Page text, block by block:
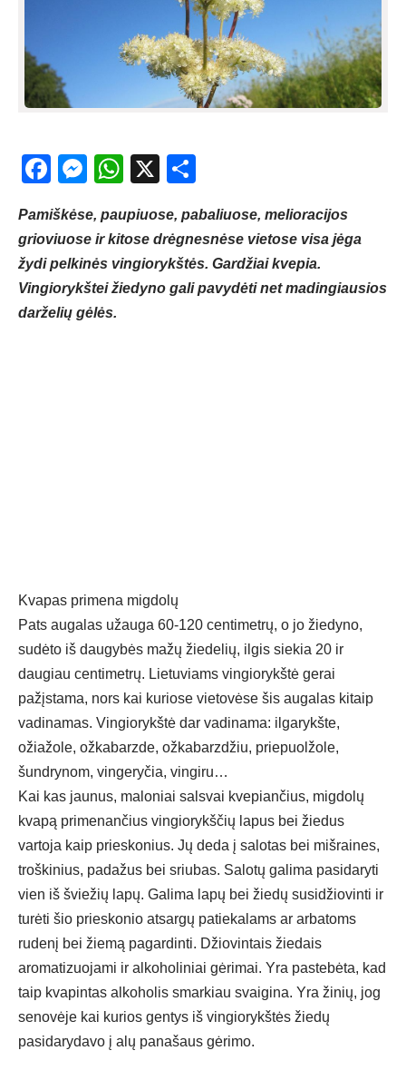
Facebook
Messenger
WhatsApp
X
Pamiškėse, paupiuose, pabaliuose, melioracijos
grioviuose ir kitose drėgnesnėse vietose visa jėga
žydi pelkinės vingiorykštės. Gardžiai kvepia.
Vingiorykštei žiedyno gali pavydėti net madingiausios
darželių gėlės.
Kvapas primena migdolų
Pats augalas užauga 60-120 centimetrų, o jo žiedyno,
sudėto iš daugybės mažų žiedelių, ilgis siekia 20 ir
daugiau centimetrų. Lietuviams vingiorykštė gerai
pažįstama, nors kai kuriose vietovėse šis augalas kitaip
vadinamas. Vingiorykštė dar vadinama: ilgarykšte,
ožiažole, ožkabarzde, ožkabarzdžiu, priepuolžole,
šundrynom, vingeryčia, vingiru…
Kai kas jaunus, maloniai salsvai kvepiančius, migdolų
kvapą primenančius vingiorykščių lapus bei žiedus
vartoja kaip prieskonius. Jų deda į salotas bei mišraines,
troškinius, padažus bei sriubas. Salotų galima pasidaryti
vien iš šviežių lapų. Galima lapų bei žiedų susidžiovinti ir
turėti šio prieskonio atsargų patiekalams ar arbatoms
rudenį bei žiemą pagardinti. Džiovintais žiedais
aromatizuojami ir alkoholiniai gėrimai. Yra pastebėta, kad
taip kvapintas alkoholis smarkiau svaigina. Yra žinių, jog
senovėje kai kurios gentys iš vingiorykštės žiedų
pasidarydavo į alų panašaus gėrimo.